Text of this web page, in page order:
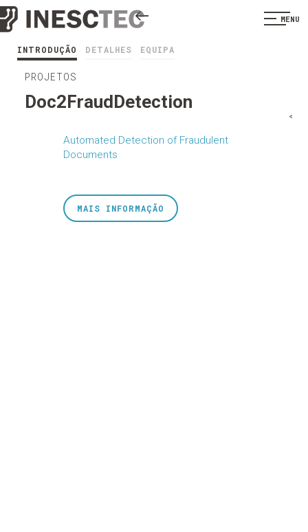
MENU
INTRODUÇÃO DETALHES EQUIPA
PROJETOS
Doc2FraudDetection
Automated Detection of Fraudulent
Documents
<
MAIS INFORMAÇÃO